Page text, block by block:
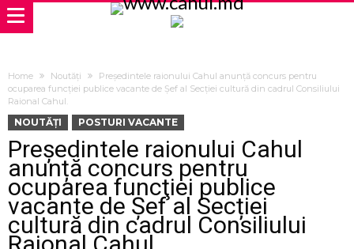
Home Noutăți
Preşedintele raionului Cahul anunță concurs pentru
ocuparea funcţiei publice vacante de Șef al Secției cultură din cadrul Consiliului
Raional Cahul.
NOUTĂȚI POSTURI VACANTE
Preşedintele raionului Cahul
anunță concurs pentru
ocuparea funcţiei publice
vacante de Șef al Secției
cultură din cadrul Consiliului